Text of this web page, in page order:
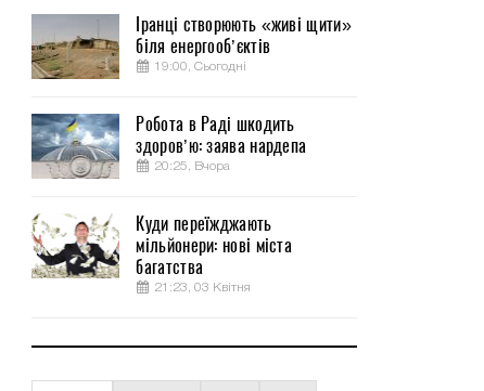
Іранці створюють «живі щити»
біля енергооб’єктів
19:00, Сьогодні
Робота в Раді шкодить
здоров’ю: заява нардепа
20:25, Вчора
Куди переїжджають
мільйонери: нові міста
багатства
21:23, 03 Квітня